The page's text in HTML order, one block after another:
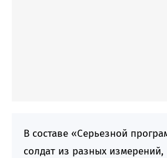
В составе «Серьезной
солдат из разных измерений,